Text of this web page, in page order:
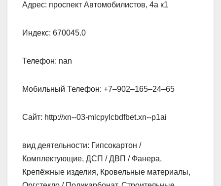
Адрес: проспект Автомобилистов, 4а к1
Индекс: 670045.0
Телефон: nan
Мобильный Телефон: +7‒902‒165‒24‒65
Сайт: http://xn--03-mlcpylcbdfbet.xn--p1ai
вид деятельности: Гипсокартон /
Комплектующие, ДСП / ДВП / Фанера,
Крепёжные изделия, Кровельные материалы,